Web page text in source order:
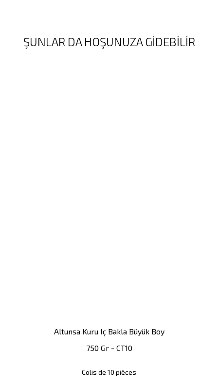
ŞUNLAR DA HOŞUNUZA GIDEBILIR
Altunsa Kuru Iç Bakla Büyük Boy
750 Gr - CT10
Colis de 10 pièces